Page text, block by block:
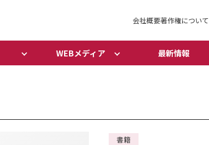
会社概要著作権について
WEBメディア 最新情報
書籍